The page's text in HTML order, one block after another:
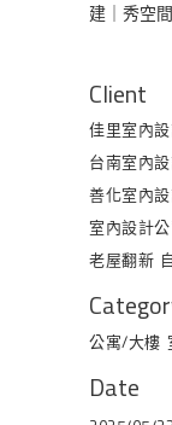
建｜秀空
Client
佳里室內
台南室內
善化室內
室內設計
老屋翻新
公寓/大樓
Date